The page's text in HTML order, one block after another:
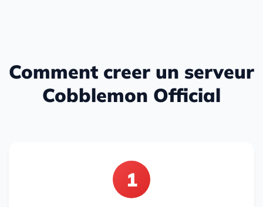
Comment creer un serveur
Cobblemon Official
1